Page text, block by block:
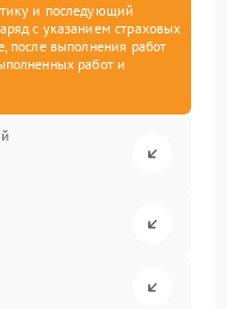
и последующий
с указанием страховых
после выполнения работ
работ и